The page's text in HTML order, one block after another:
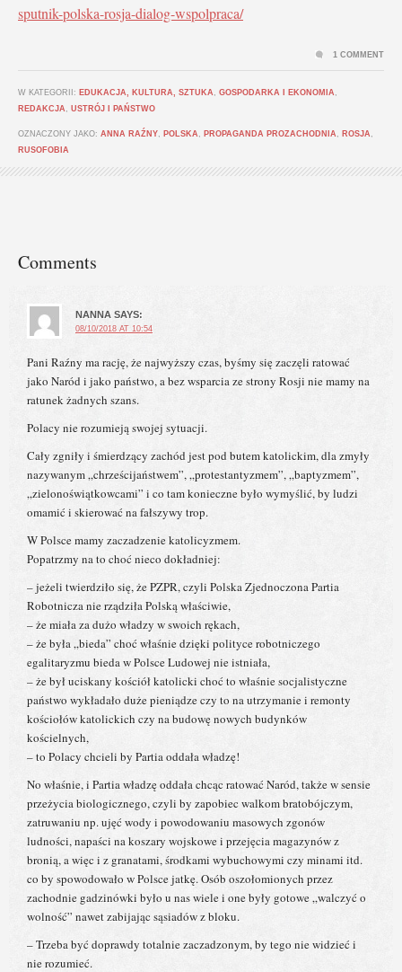
sputnik-polska-rosja-dialog-wspolpraca/
W KATEGORII: EDUKACJA, KULTURA, SZTUKA GOSPODARKA I EKONOMIA
REDAKCJA
USTRÓJ I PAŃSTWO
OZNACZONY JAKO: ANNA RAŹNY POLSKA PROPAGANDA PROZACHODNIA ROSJA
RUSOFOBIA
1 COMMENT
Comments
NANNA SAYS:
08/10/2018 AT 10:54
Pani Raźny ma rację, że najwyższy czas, byśmy się zaczęli ratować
jako Naród i jako państwo, a bez wsparcia ze strony Rosji nie mamy na
ratunek żadnych szans.
Polacy nie rozumieją swojej sytuacji.
Cały zgniły i śmierdzący zachód jest pod butem katolickim, dla zmyły
nazywanym „chrześcijaństwem”, „protestantyzmem”, „baptyzmem”,
„zielonoświątkowcami” i co tam konieczne było wymyślić, by ludzi
omamić i skierować na fałszywy trop.
W Polsce mamy zaczadzenie katolicyzmem.
Popatrzmy na to choć nieco dokładniej:
– jeżeli twierdziło się, że PZPR, czyli Polska Zjednoczona Partia
Robotnicza nie rządziła Polską właściwie,
– że miała za dużo władzy w swoich rękach,
– że była „bieda” choć właśnie dzięki polityce robotniczego
egalitaryzmu bieda w Polsce Ludowej nie istniała,
– że był uciskany kościół katolicki choć to właśnie socjalistyczne
państwo wykładało duże pieniądze czy to na utrzymanie i remonty
kościołów katolickich czy na budowę nowych budynków
kościelnych,
– to Polacy chcieli by Partia oddała władzę!
No właśnie, i Partia władzę oddała chcąc ratować Naród, także w sensie
przeżycia biologicznego, czyli by zapobiec walkom bratobójczym,
zatruwaniu np. ujęć wody i powodowaniu masowych zgonów
ludności, napaści na koszary wojskowe i przejęcia magazynów z
bronią, a więc i z granatami, środkami wybuchowymi czy minami itd.
co by spowodowało w Polsce jatkę. Osób oszołomionych przez
zachodnie gadzinówki było u nas wiele i one były gotowe „walczyć o
wolność” nawet zabijając sąsiadów z bloku.
– Trzeba być doprawdy totalnie zaczadzonym, by tego nie widzieć i
nie rozumieć.